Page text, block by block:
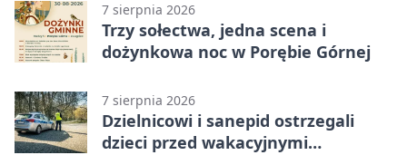
7 sierpnia 2026
Trzy sołectwa, jedna scena i
dożynkowa noc w Porębie Górnej
7 sierpnia 2026
Dzielnicowi i sanepid ostrzegali
dzieci przed wakacyjnymi